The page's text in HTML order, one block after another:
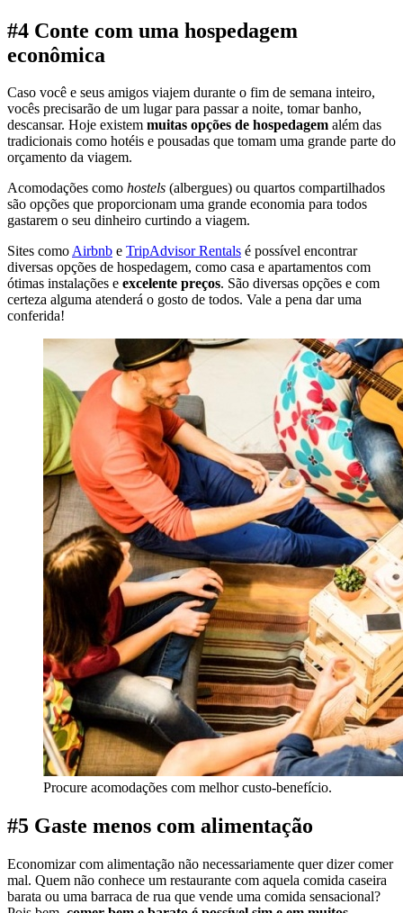
#4 Conte com uma hospedagem
econômica
Caso você e seus amigos viajem durante o fim de semana inteiro,
vocês precisarão de um lugar para passar a noite, tomar banho,
descansar. Hoje existem muitas opções de hospedagem além das
tradicionais como hotéis e pousadas que tomam uma grande parte do
orçamento da viagem.
Acomodações como hostels (albergues) ou quartos compartilhados
são opções que proporcionam uma grande economia para todos
gastarem o seu dinheiro curtindo a viagem.
Sites comoAirbnb e TripAdvisor Rentals é possível encontrar
diversas opções de hospedagem, como casa e apartamentos com
ótimas instalações e excelente preços. São diversas opções e com
certeza alguma atenderá o gosto de todos. Vale a pena dar uma
conferida!
Procure acomodações com melhor custo-benefício.
#5 Gaste menos com alimentação
Economizar com alimentação não necessariamente quer dizer comer
mal. Quem não conhece um restaurante com aquela comida caseira
barata ou uma barraca de rua que vende uma comida sensacional?